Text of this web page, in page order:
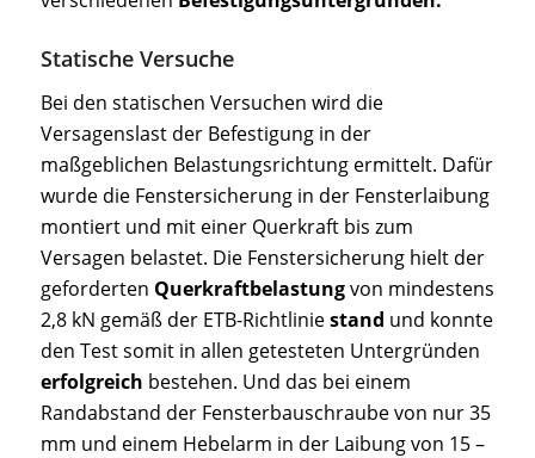
Statische Versuche
Bei den statischen Versuchen wird die
Versagenslast der Befestigung in der
maßgeblichen Belastungsrichtung ermittelt. Dafür
wurde die Fenstersicherung in der Fensterlaibung
montiert und mit einer Querkraft bis zum
Versagen belastet. Die Fenstersicherung hielt der
geforderten Querkraftbelastungvon mindestens
2,8 kN gemäß der ETB-Richtliniestand und konnte
den Test somit in allen getesteten Untergründen
erfolgreich bestehen. Und das bei einem
Randabstand der Fensterbauschraube von nur 35
mm und einem Hebelarm in der Laibung von 15 –